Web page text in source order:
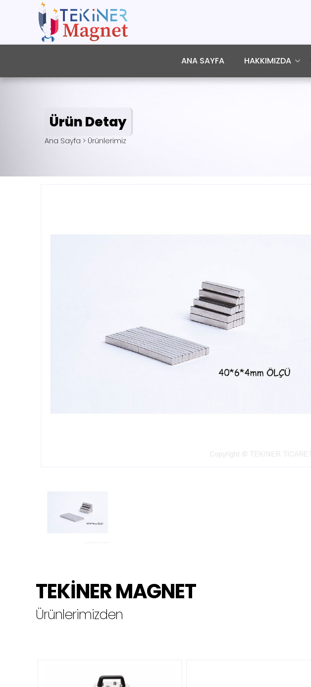
ANA SAYFA HAKKIMIZDA
Ürün Detay
Ana Sayfa > Ürünlerimiz
TEKİNER MAGNET
Ürünlerimizden